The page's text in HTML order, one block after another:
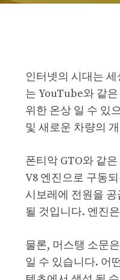
인터넷의 시대는
는 YouTube와 같
위한 온상 일 수 있
및 새로운 차량의
폰티악 GTO와 같
V8 엔진으로 구동
시보레에 전원을
될 것입니다. 엔진
물론, 머스탱 소문
일 수 있습니다. 어